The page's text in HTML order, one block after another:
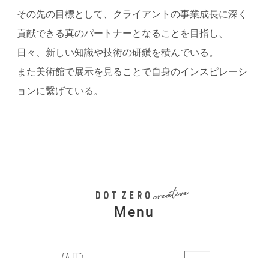
その先の目標として、クライアントの事業成長に深く
貢献できる真のパートナーとなることを目指し、
日々、新しい知識や技術の研鑽を積んでいる。
また美術館で展示を見ることで自身のインスピレーシ
ョンに繋げている。
Menu